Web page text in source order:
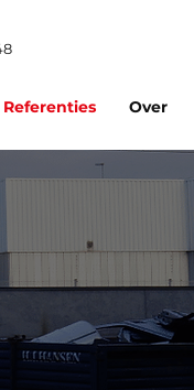
Referenties Over